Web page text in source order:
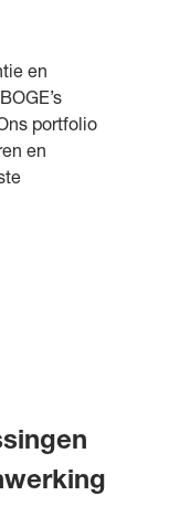
en
portfolio
en